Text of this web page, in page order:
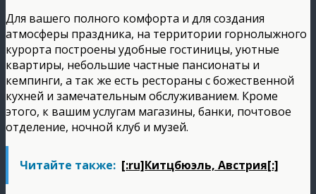
Для вашего полного комфорта и для создания
атмосферы праздника, на территории горнолыжного
курорта построены удобные гостиницы, уютные
квартиры, небольшие частные пансионаты и
кемпинги, а так же есть рестораны с божественной
кухней и замечательным обслуживанием. Кроме
этого, к вашим услугам магазины, банки, почтовое
отделение, ночной клуб и музей.
Читайте также: [:ru]Китцбюэль, Австрия[:]